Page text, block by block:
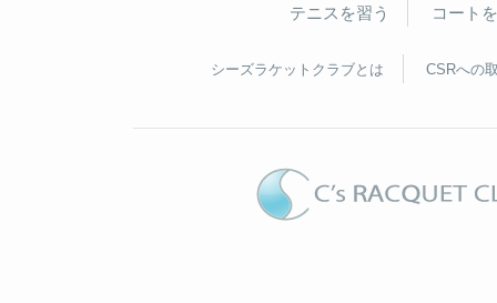
テニスを習う コート
シーズラケットクラブとは CSRへの